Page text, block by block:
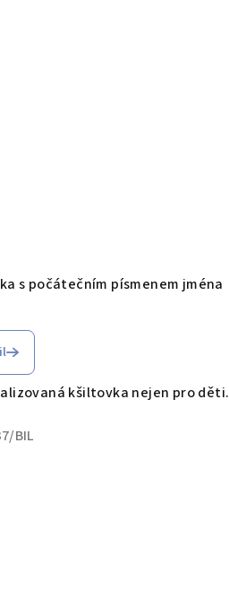
s počátečním písmenem jména
kšiltovka nejen pro děti.
BIL